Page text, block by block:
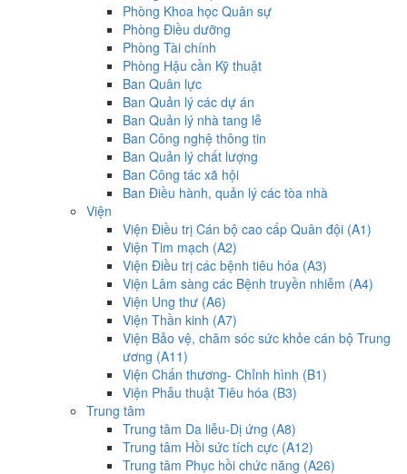
Phòng Khoa học Quân sự
Phòng Điều dưỡng
Phòng Tài chính
Phòng Hậu cần Kỹ thuật
Ban Quân lực
Ban Quản lý các dự án
Ban Quản lý nhà tang lễ
Ban Công nghệ thông tin
Ban Quản lý chất lượng
Ban Công tác xã hội
Ban Điều hành, quản lý các tòa nhà
Viện
Viện Điều trị Cán bộ cao cấp Quân đội (A1)
Viện Tim mạch (A2)
Viện Điều trị các bệnh tiêu hóa (A3)
Viện Lâm sàng các Bệnh truyền nhiễm (A4)
Viện Ung thư (A6)
Viện Thần kinh (A7)
Viện Bảo vệ, chăm sóc sức khỏe cán bộ Trung
ương (A11)
Viện Chấn thương- Chỉnh hình (B1)
Viện Phẫu thuật Tiêu hóa (B3)
Trung tâm
Trung tâm Da liễu-Dị ứng (A8)
Trung tâm Hồi sức tích cực (A12)
Trung tâm Phục hồi chức năng (A26)